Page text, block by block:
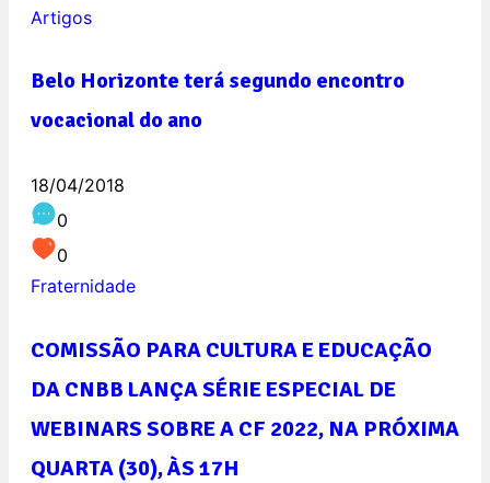
Artigos
Belo Horizonte terá segundo encontro
vocacional do ano
18/04/2018
0
0
Fraternidade
COMISSÃO PARA CULTURA E EDUCAÇÃO
DA CNBB LANÇA SÉRIE ESPECIAL DE
WEBINARS SOBRE A CF 2022, NA PRÓXIMA
QUARTA (30), ÀS 17H